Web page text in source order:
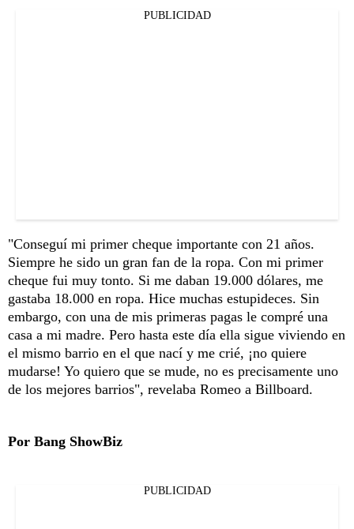
PUBLICIDAD
"Conseguí mi primer cheque importante con 21 años.
Siempre he sido un gran fan de la ropa. Con mi primer
cheque fui muy tonto. Si me daban 19.000 dólares, me
gastaba 18.000 en ropa. Hice muchas estupideces. Sin
embargo, con una de mis primeras pagas le compré una
casa a mi madre. Pero hasta este día ella sigue viviendo en
el mismo barrio en el que nací y me crié, ¡no quiere
mudarse! Yo quiero que se mude, no es precisamente uno
de los mejores barrios", revelaba Romeo a Billboard.
Por Bang ShowBiz
PUBLICIDAD